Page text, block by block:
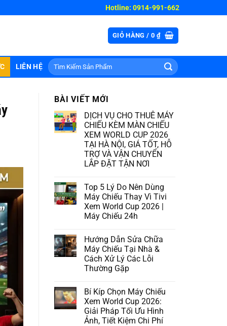
Hotline: 0914-991-662
GIỎ HÀNG /0 ₫
LIÊN HỆ
Tìm
kiếm:
BÀI VIẾT MỚI
DỊCH VỤ CHO THUÊ MÁY
CHIẾU KÈM MÀN CHIẾU
XEM WORLD CUP 2026
TẠI HÀ NỘI, GIÁ TỐT, HỖ
TRỢ VÀ VẬN CHUYỂN
LẮP ĐẶT TẬN NƠI
Top 5 Lý Do Nên Dùng
Máy Chiếu Thay Vì Tivi
Xem World Cup 2026 |
Máy Chiếu 24h
Hướng Dẫn Sửa Chữa
Máy Chiếu Tại Nhà &
Cách Xử Lý Các Lỗi
Thường Gặp
Bí Kíp Chọn Máy Chiếu
Xem World Cup 2026:
Giải Pháp Tối Ưu Hình
Ảnh, Tiết Kiệm Chi Phí